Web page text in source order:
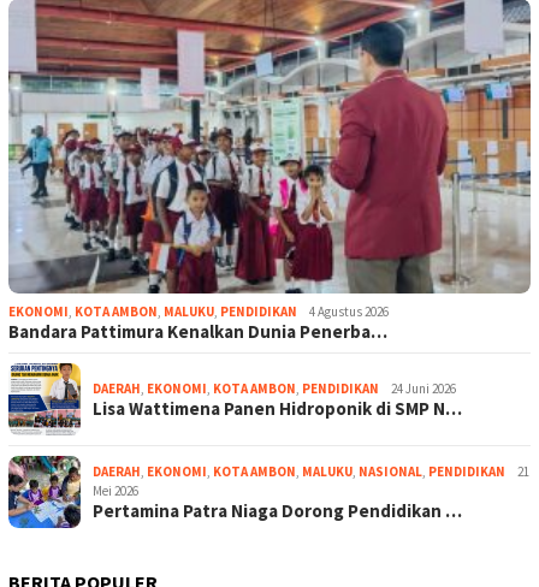
EKONOMI, KOTA AMBON, MALUKU, PENDIDIKAN 4 Agustus 2026
Bandara Pattimura Kenalkan Dunia Penerba…
DAERAH, EKONOMI, KOTA AMBON, PENDIDIKAN 24 Juni 2026
Lisa Wattimena Panen Hidroponik di SMP N…
DAERAH, EKONOMI, KOTA AMBON, MALUKU, NASIONAL, PENDIDIKAN
21
Mei 2026
Pertamina Patra Niaga Dorong Pendidikan …